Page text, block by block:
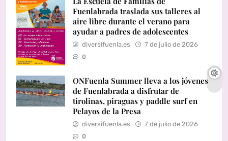
Fuenlabrada traslada sus talleres al
aire libre durante el verano para
ayudar a padres de adolescentes
diversifuenla.es 7 de julio de 2026
0
ONFuenla Summer lleva a los jóvenes
de Fuenlabrada a disfrutar de
tirolinas, piraguas y paddle surf en
Pelayos de la Presa
diversifuenla.es 7 de julio de 2026
0